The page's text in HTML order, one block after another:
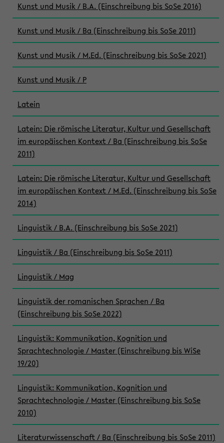
Kunst und Musik / B.A. (Einschreibung bis SoSe 2016)
Kunst und Musik / Ba (Einschreibung bis SoSe 2011)
Kunst und Musik / M.Ed. (Einschreibung bis SoSe 2021)
Kunst und Musik / P
Latein
Latein: Die römische Literatur, Kultur und Gesellschaft
im europäischen Kontext / Ba (Einschreibung bis SoSe
2011)
Latein: Die römische Literatur, Kultur und Gesellschaft
im europäischen Kontext / M.Ed. (Einschreibung bis SoSe
2014)
Linguistik / B.A. (Einschreibung bis SoSe 2021)
Linguistik / Ba (Einschreibung bis SoSe 2011)
Linguistik / Mag
Linguistik der romanischen Sprachen / Ba
(Einschreibung bis SoSe 2022)
Linguistik: Kommunikation, Kognition und
Sprachtechnologie / Master (Einschreibung bis WiSe
19/20)
Linguistik: Kommunikation, Kognition und
Sprachtechnologie / Master (Einschreibung bis SoSe
2010)
Literaturwissenschaft / Ba (Einschreibung bis SoSe 2011)